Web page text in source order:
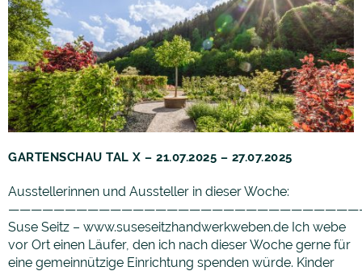
GARTENSCHAU TAL X – 21.07.2025 – 27.07.2025
Ausstellerinnen und Aussteller in dieser Woche:
Suse Seitz – www.suseseitzhandwerkweben.de Ich webe
vor Ort einen Läufer, den ich nach dieser Woche gerne für
eine gemeinnützige Einrichtung spenden würde. Kinder